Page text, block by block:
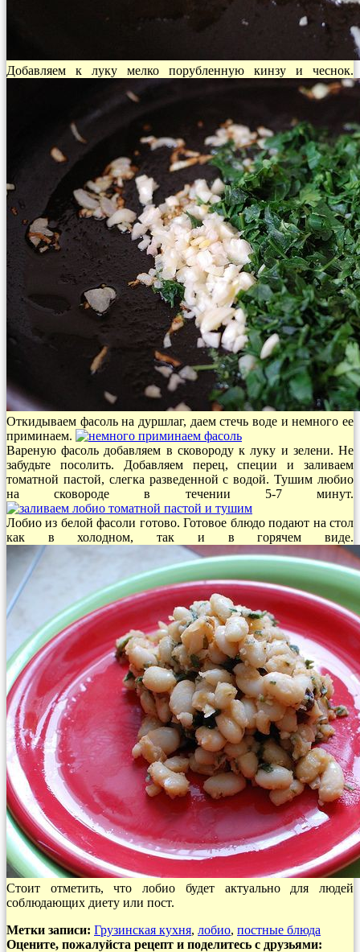
Добавляем к луку мелко порубленную кинзу и чеснок.
Откидываем фасоль на дуршлаг, даем стечь воде и немного ее
приминаем.
Вареную фасоль добавляем в сковороду к луку и зелени. Не
забудьте посолить. Добавляем перец, специи и заливаем
томатной пастой, слегка разведенной с водой. Тушим любио
на сковороде в течении 5-7 минут.
Лобио из белой фасоли готово. Готовое блюдо подают на стол
как в холодном, так и в горячем виде.
Стоит отметить, что лобио будет актуально для людей
соблюдающих диету или пост.
Метки записи: Грузинская кухня, лобио, постные блюда
Оцените, пожалуйста рецепт и поделитесь с друзьями: